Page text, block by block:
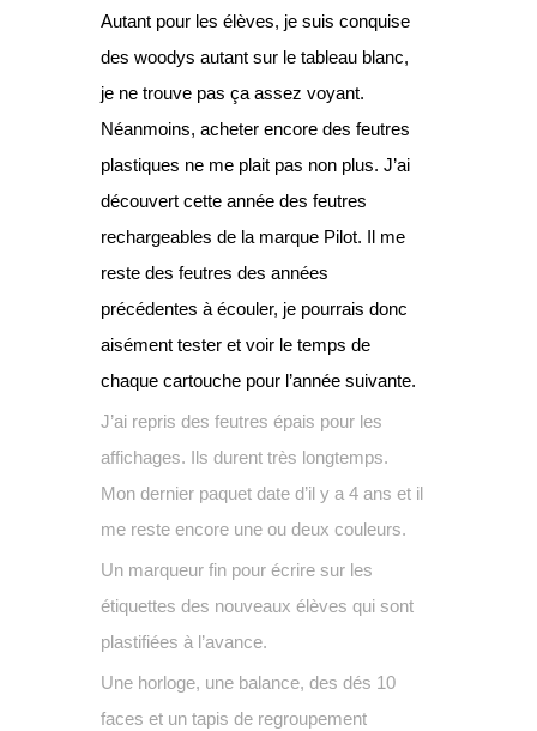
Autant pour les élèves, je suis conquise
des woodys autant sur le tableau blanc,
je ne trouve pas ça assez voyant.
Néanmoins, acheter encore des feutres
plastiques ne me plait pas non plus. J’ai
découvert cette année des feutres
rechargeables de la marque Pilot. Il me
reste des feutres des années
précédentes à écouler, je pourrais donc
aisément tester et voir le temps de
chaque cartouche pour l’année suivante.
J’ai repris des feutres épais pour les
affichages. Ils durent très longtemps.
Mon dernier paquet date d’il y a 4 ans et il
me reste encore une ou deux couleurs.
Un marqueur fin pour écrire sur les
étiquettes des nouveaux élèves qui sont
plastifiées à l’avance.
Une horloge, une balance, des dés 10
faces et un tapis de regroupement